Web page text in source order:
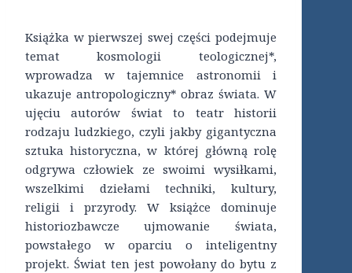
Książka w pierwszej swej części podejmuje
temat kosmologii teologicznej*,
wprowadza w tajemnice astronomii i
ukazuje antropologiczny* obraz świata. W
ujęciu autorów świat to teatr historii
rodzaju ludzkiego, czyli jakby gigantyczna
sztuka historyczna, w której główną rolę
odgrywa człowiek ze swoimi wysiłkami,
wszelkimi dziełami techniki, kultury,
religii i przyrody. W książce dominuje
historiozbawcze ujmowanie świata,
powstałego w oparciu o inteligentny
projekt. Świat ten jest powołany do bytu z